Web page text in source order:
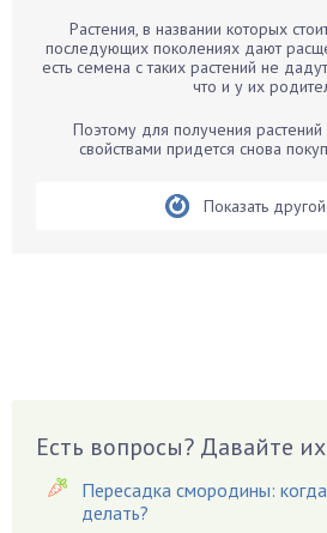
Бархатцы
Бегония
Бирючина
Вишня
Вредители
Гардения
Растения, в названии которых
последующих поколениях дают
есть семена с таких растений не
что и у их
Поэтому для получения
свойствами придется снова
Показать
Есть вопросы? Давайте
Пересадка смородины:
делать?